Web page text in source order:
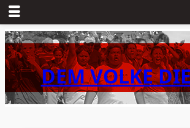
Zum
Inhalt
springenDEM VOLKE